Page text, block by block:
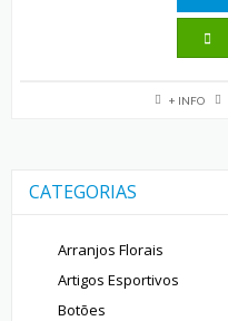
+ INFO
CATEGORIAS
Arranjos Florais
Artigos Esportivos
Botões